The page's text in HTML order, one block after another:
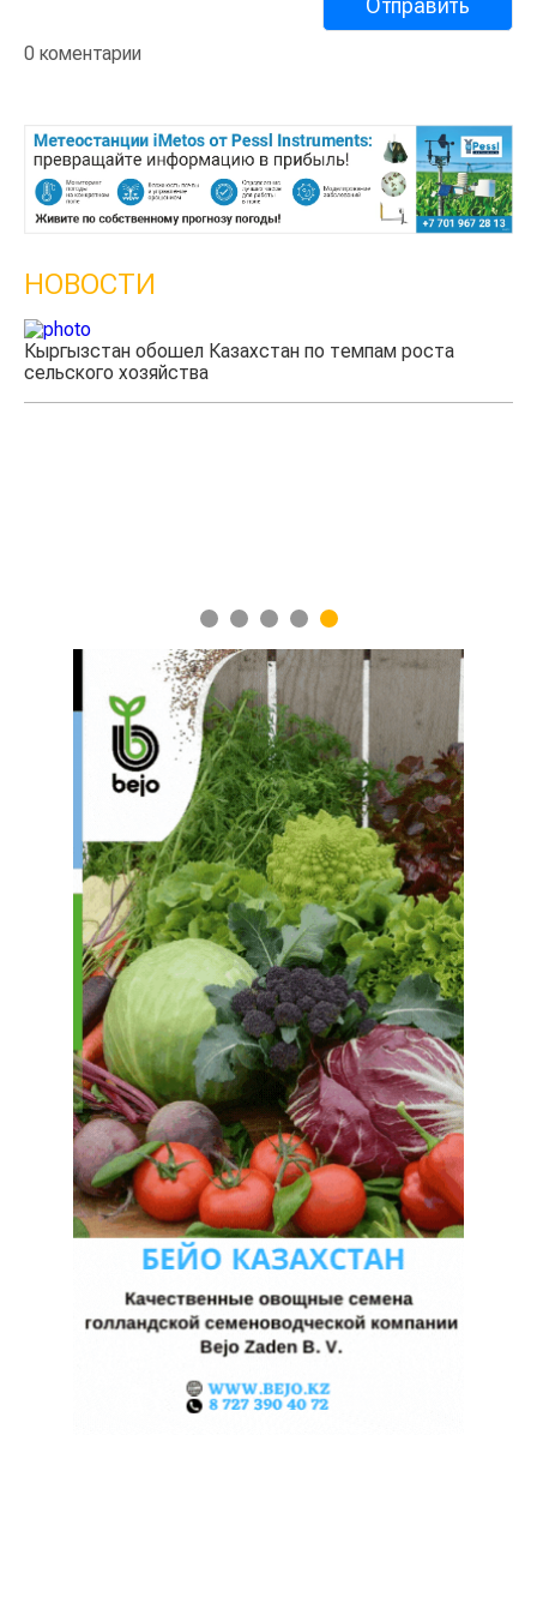
0 коментарии
НОВОСТИ
Кыргызстан обошел Казахстан по темпам роста
сельского хозяйства
1 2 3 4 5